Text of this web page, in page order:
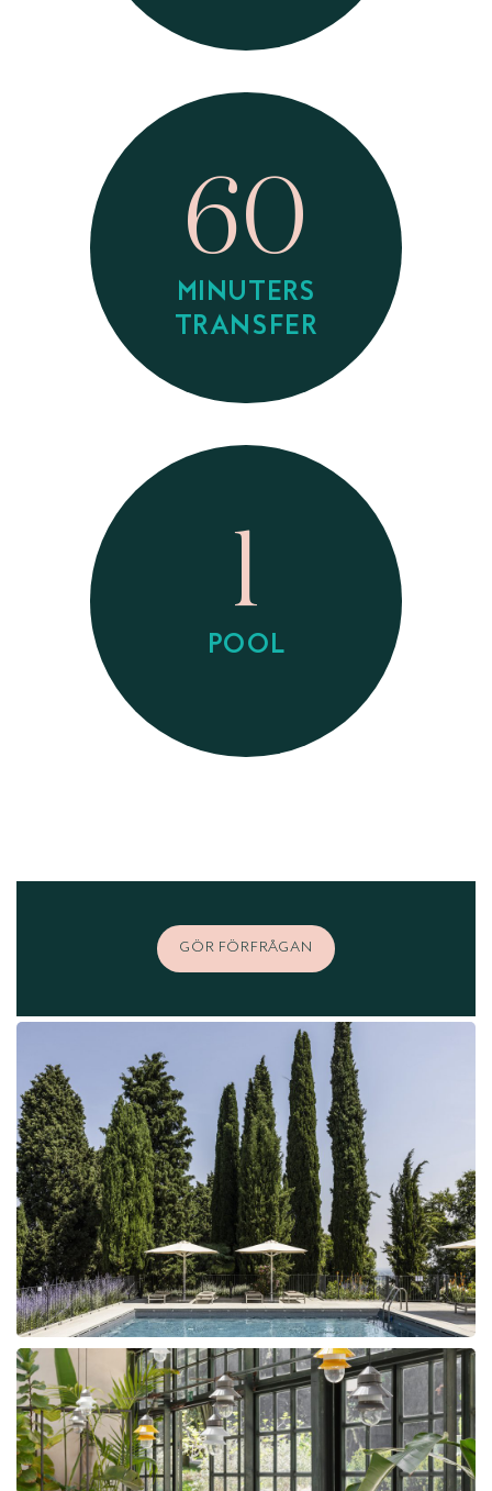
60
MINUTERS
TRANSFER
1
POOL
GÖR FÖRFRÅGAN